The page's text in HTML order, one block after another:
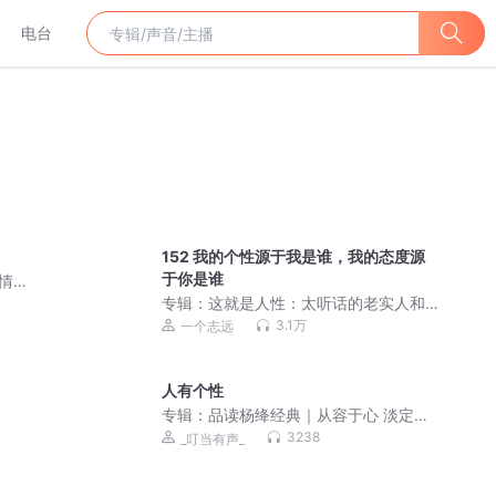
电台
商
152 我的个性源于我是谁，我的态度源
于你是谁
专辑：这就是人性：太听话的老实人和
老好人，深受其害！了解人性认知的底
一个志远 3.1万
人有个性
专辑：品读杨绛经典｜从容于心 淡定于
行｜处世智慧
_叮当有声_ 3238